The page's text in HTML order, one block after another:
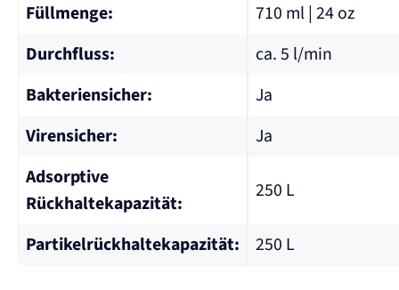
Füllmenge:
710 ml | 24 oz
Durchfluss:
ca. 5 l/min
Bakteriensicher:
Ja
Virensicher:
Ja
Adsorptive
Rückhaltekapazität:
250 L
Partikelrückhaltekapazität: 250 L